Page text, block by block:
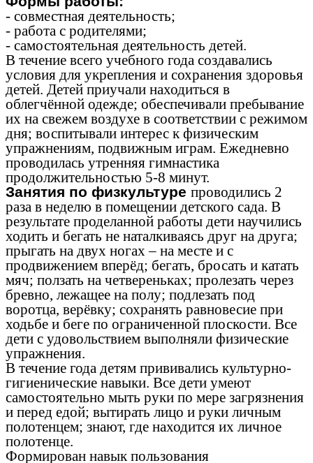
- совместная деятельность;
- работа с родителями;
- самостоятельная деятельность детей.
В течение всего учебного года создавались
условия для укрепления и сохранения здоровья
детей. Детей приучали находиться в
облегчённой одежде; обеспечивали пребывание
их на свежем воздухе в соответствии с режимом
дня; воспитывали интерес к физическим
упражнениям, подвижным играм. Ежедневно
проводилась утренняя гимнастика
продолжительностью 5-8 минут.
Занятия по физкультуре проводились 2
раза в неделю в помещении детского сада. В
результате проделанной работы дети научились
ходить и бегать не наталкиваясь друг на друга;
прыгать на двух ногах – на месте и с
продвижением вперёд; бегать, бросать и катать
мяч; ползать на четвереньках; пролезать через
бревно, лежащее на полу; подлезать под
воротца, верёвку; сохранять равновесие при
ходьбе и беге по ограниченной плоскости. Все
дети с удовольствием выполняли физические
упражнения.
В течение года детям прививались культурно-
гигиенические навыки. Все дети умеют
самостоятельно мыть руки по мере загрязнения
и перед едой; вытирать лицо и руки личным
полотенцем; знают, где находится их личное
полотенце.
Формирован навык пользования